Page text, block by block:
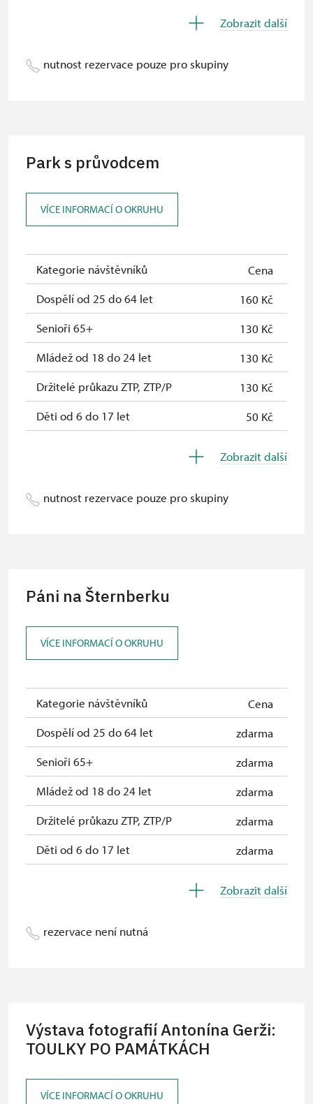
Pedagogický dozor (pro školní
Karta zaměstnance s QR kódem MK
ČR *
Průkaz ICOMOS *
Celoroční volné vstupenky vydané
NPÚ
zdarma
Jednorázové vstupenky vydané NPÚ
zdarma
Průkaz zaměstnance NPÚ (+ až 3
rodinní příslušníci)
zdarma
Průkaz Náš člověk *
zdarma
* Platí pouze pro jednu osobu
(držitele průkazu)
Zobrazit další
nutnost rezervace pouze pro skupiny
Park s průvodcem
VÍCE INFORMACÍ O OKRUHU
Kategorie návštěvníků
Cena
Dospělí od 25 do 64 let
160 Kč
Senioři 65+
130 Kč
Mládež od 18 do 24 let
130 Kč
Držitelé průkazu ZTP, ZTP/P
130 Kč
Děti od 6 do 17 let
50 Kč
Pedagogický dozor (pro školní
ČR *
Průkaz ICOMOS *
Celoroční volné vstupenky vydané
NPÚ
zdarma
Jednorázové vstupenky vydané NPÚ
zdarma
Průkaz zaměstnance NPÚ (+ až 3
rodinní příslušníci)
zdarma
Průkaz Náš člověk *
zdarma
* Platí pouze pro jednu osobu
(držitele průkazu)
Zobrazit další
nutnost rezervace pouze pro skupiny
Páni na Šternberku
VÍCE INFORMACÍ O OKRUHU
Kategorie návštěvníků
Cena
Dospělí od 25 do 64 let
zdarma
Senioři 65+
zdarma
Mládež od 18 do 24 let
zdarma
Držitelé průkazu ZTP, ZTP/P
zdarma
Děti od 6 do 17 let
zdarma
Pedagogický dozor (pro školní
Karta zaměstnance s QR kódem MKneposkytuje se
Průkaz ICOMOS *
Zobrazit další
rezervace není nutná
Výstava fotografií Antonína Gerži:
TOULKY PO PAMÁTKÁCH
VÍCE INFORMACÍ O OKRUHU